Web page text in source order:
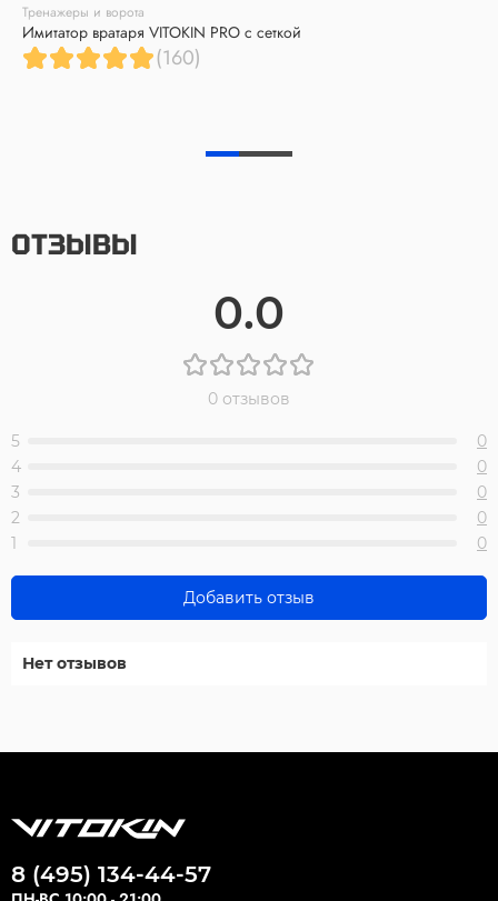
Тренажеры и ворота
Имитатор вратаря VITOKIN PRO с сеткой
(160)
ОТЗЫВЫ
0.0
0 отзывов
5
0
4
0
3
0
2
0
1
0
Добавить отзыв
Нет отзывов
8 (495) 134-44-57